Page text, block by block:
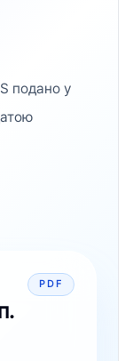
подано у
PDF